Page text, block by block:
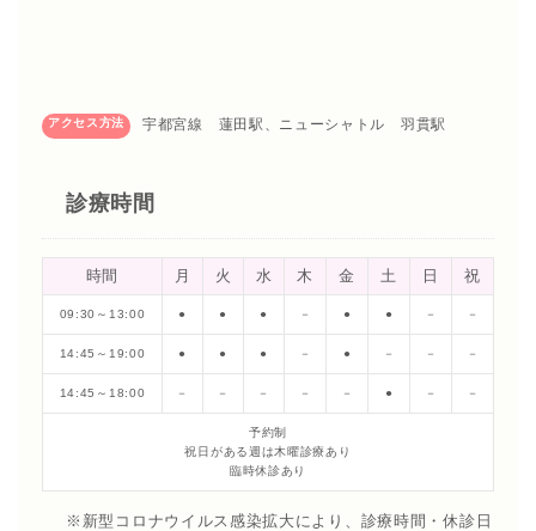
アクセス方法 宇都宮線 蓮田駅、ニューシャトル 羽貫駅
診療時間
時間 月 火 水 木 金 土 日 祝
09:30～13:00 ● ● ● － ● ● － －
14:45～19:00 ● ● ● － ● － － －
14:45～18:00 － － － － － ● － －
予約制
祝日がある週は木曜診療あり
臨時休診あり
※新型コロナウイルス感染拡大により、診療時間・休診日